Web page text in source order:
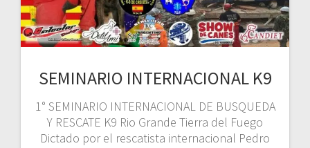
SEMINARIO INTERNACIONAL K9
1° SEMINARIO INTERNACIONAL DE BUSQUEDA
Y RESCATE K9 Rio Grande Tierra del Fuego
Dictado por el rescatista internacional Pedro